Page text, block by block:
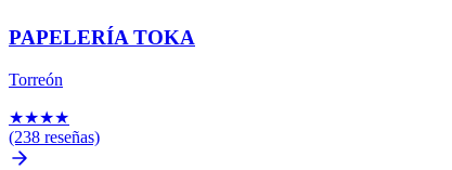
PAPELERÍA TOKA
Torreón
★★★★
(238 reseñas)